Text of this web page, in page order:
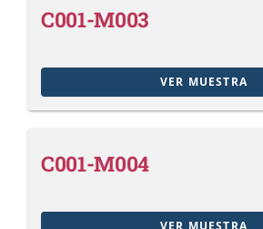
C001-M003
VER MUESTRA
C001-M004
VER MUESTRA